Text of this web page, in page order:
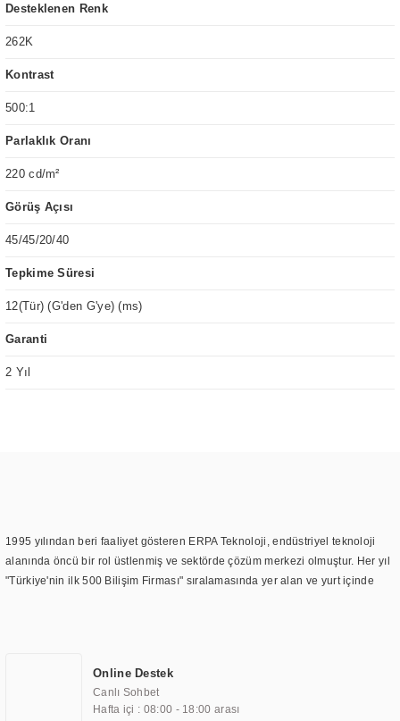
Desteklenen Renk
262K
Kontrast
500:1
Parlaklık Oranı
220 cd/m²
Görüş Açısı
45/45/20/40
Tepkime Süresi
12(Tür) (G'den G'ye) (ms)
Garanti
2 Yıl
1995 yılından beri faaliyet gösteren ERPA Teknoloji, endüstriyel teknoloji
alanında öncü bir rol üstlenmiş ve sektörde çözüm merkezi olmuştur. Her yıl
"Türkiye'nin ilk 500 Bilişim Firması" sıralamasında yer alan ve yurt içinde
TOCHI markası altında kendi ürettiği ürünlerde kullanmıştır. Günümüzde
TOCHI; videowall, digital signage, kiosk, totem, akıllı durak ekranı, araç içi
ekran, asansör ekranı, digital menüboard, marin ekran, medikal ekran,
Online Destek
Canlı Sohbet
Hafta içi : 08:00 - 18:00 arası